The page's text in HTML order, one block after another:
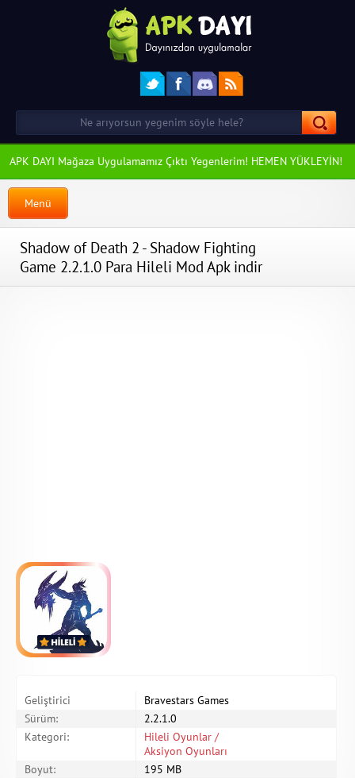
APK DAYI Mağaza Uygulamamız Çıktı Yegenlerim! HEMEN YÜKLEYİN!
Menü
Shadow of Death 2 - Shadow Fighting
Game 2.2.1.0 Para Hileli Mod Apk indir
Geliştirici
Bravestars Games
Sürüm:
2.2.1.0
Kategori:
Hileli Oyunlar /
Aksiyon Oyunları
Boyut:
195 MB